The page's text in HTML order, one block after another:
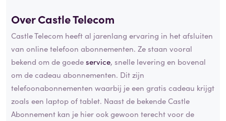
Over Castle Telecom
Castle Telecom heeft al jarenlang ervaring in het afsluiten
van online telefoon abonnementen. Ze staan vooral
bekend om de goedeservice, snelle levering en bovenal
om de cadeau abonnementen. Dit zijn
telefoonabonnementen waarbij je een gratis cadeau krijgt
zoals een laptop of tablet. Naast de bekende Castle
Abonnement kan je hier ook gewoon terecht voor de